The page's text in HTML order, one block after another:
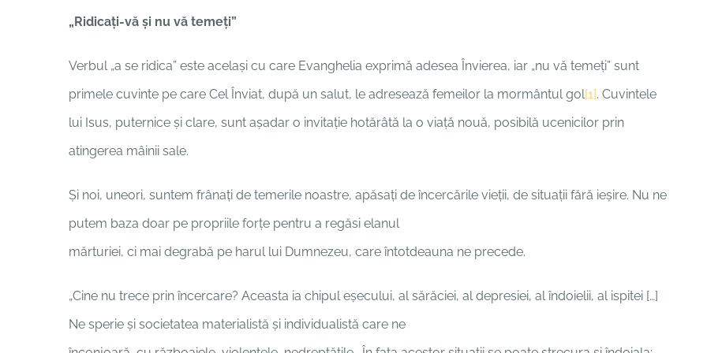
„Ridicați-vă și nu vă temeți”
Verbul „a se ridica” este același cu care Evanghelia exprimă adesea Învierea, iar „nu vă temeți” sunt
primele cuvinte pe care Cel Înviat, după un salut, le adresează femeilor la mormântul gol[1]. Cuvintele
lui Isus, puternice și clare, sunt așadar o invitație hotărâtă la o viață nouă, posibilă ucenicilor prin
atingerea mâinii sale.
Și noi, uneori, suntem frânați de temerile noastre, apăsați de încercările vieții, de situații fără ieșire. Nu ne
putem baza doar pe propriile forțe pentru a regăsi elanul
mărturiei, ci mai degrabă pe harul lui Dumnezeu, care întotdeauna ne precede.
„Cine nu trece prin încercare? Aceasta ia chipul eșecului, al sărăciei, al depresiei, al îndoielii, al ispitei […]
Ne sperie și societatea materialistă și individualistă care ne